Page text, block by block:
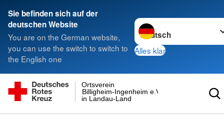
Sie befinden sich auf der
deutschen Website
You are on the German website,
you can use the switch to switch to
the English one
Sprache wechseln zu
Alles klar
in Landau-Land
Billigheim-Ingenheim e.V.
Ortsverein